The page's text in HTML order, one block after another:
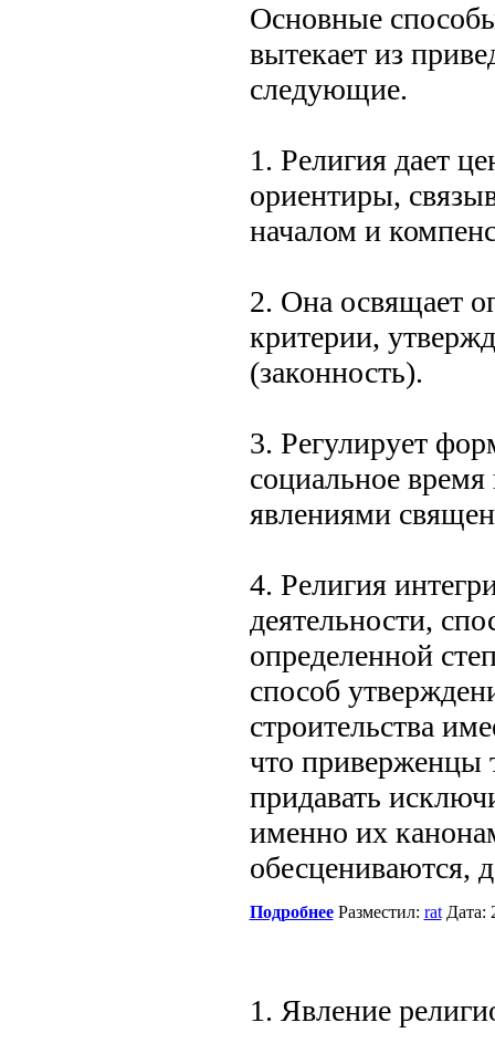
Основные
вытекает из
следующие.
1. Религия дает
ориентиры,
началом и
2. Она освящает
критерии,
(законность).
3. Регулирует
социальное время
явлениями
4. Религия
деятельности,
определенной
способ
строительства
что приверженцы
придавать
именно их
обесцениваются,
ПодробнееРазместил: ratДата:
1. Явление